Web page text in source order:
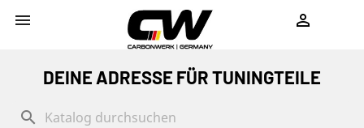
 
DEINE ADRESSE FÜR TUNINGTEILE
search